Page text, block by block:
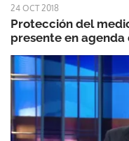
24 OCT 2018
Protección del
presente en agenda